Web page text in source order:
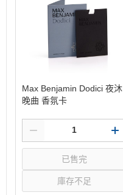
Max Benjamin Dodici 夜沐
晚曲 香氛卡
已售完
庫存不足